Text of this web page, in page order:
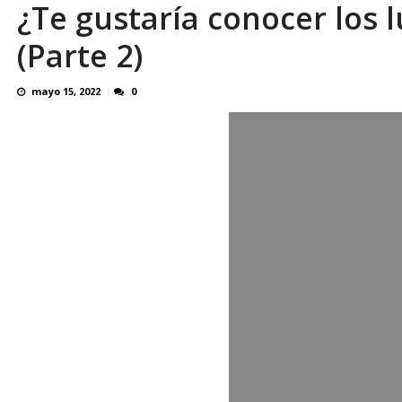
Reino Unido dejará millonaria donación
¿Te gustaría conocer los
(Parte 2)
mayo 15, 2022 0